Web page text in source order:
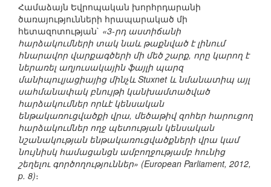
Համաձայն Եվրոպական խորհրդարանի
ծառայությունների հրապարակած մի
հետազոտության` «3-րդ աստիճանի
հարձակումների տակ նաև թաքնված է լինում
հնարավոր վարքագծերի մի մեծ շարք, որը կարող է
ներառել աղյուսակային ֆայլի պարզ
մանիպուլյացիայից մինչև Stuxnet և նմանատիպ այլ
սահմանափակ բնույթի կանխամտածված
հարձակումներ որևէ կենսական
ենթակառուցվածքի վրա, մեծաթիվ զոհեր հարուցող
հարձակումներ ողջ պետության կենսական
նշանակության ենթակառուցվածքների վրա կամ
նույնիսկ համացանցն ամբողջությամբ հունից
շեղելու գործողություններ» (European Parliament, 2012,
p. 8)։